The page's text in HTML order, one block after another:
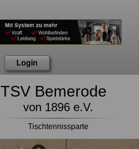
Login
TSV Bemerode
von 1896 e.V.
Tischtennissparte